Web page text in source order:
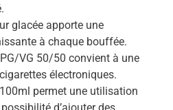
glacée apporte une
à chaque bouffée.
VG 50/50 convient à une
électroniques.
permet une utilisation